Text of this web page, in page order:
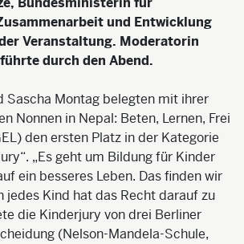
und Entwicklung
Veranstaltung. Moderatorin
durch den Abend.
Sascha Montag belegten mit ihrer
Nonnen in Nepal: Beten, Lernen, Frei
den ersten Platz in der Kategorie
„Es geht um Bildung für Kinder
ein besseres Leben. Das finden wir
jedes Kind hat das Recht darauf zu
die Kinderjury von drei Berliner
(Nelson-Mandela-Schule,